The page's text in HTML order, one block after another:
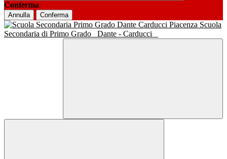
Conferma
Annulla Conferma
Scuola
Secondaria di Primo Grado
Dante - Carducci